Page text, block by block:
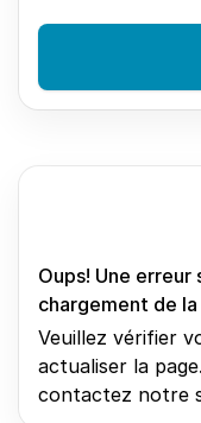
Oups! Une
chargement de
Veuillez vérifier
actualiser la
contactez notre